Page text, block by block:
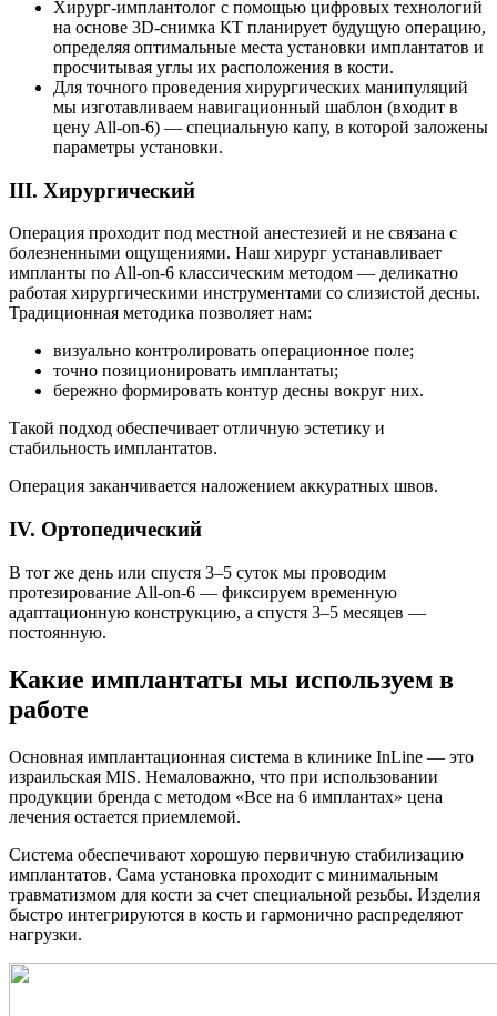
Хирург-имплантолог с помощью цифровых технологий
на основе 3D-снимка КТ планирует будущую операцию,
определяя оптимальные места установки имплантатов и
просчитывая углы их расположения в кости.
Для точного проведения хирургических манипуляций
мы изготавливаем навигационный шаблон (входит в
цену All-on-6) — специальную капу, в которой заложены
параметры установки.
III. Хирургический
Операция проходит под местной анестезией и не связана с
болезненными ощущениями. Наш хирург устанавливает
импланты по All-on-6 классическим методом — деликатно
работая хирургическими инструментами со слизистой десны.
Традиционная методика позволяет нам:
визуально контролировать операционное поле;
точно позиционировать имплантаты;
бережно формировать контур десны вокруг них.
Такой подход обеспечивает отличную эстетику и
стабильность имплантатов.
Операция заканчивается наложением аккуратных швов.
IV. Ортопедический
В тот же день или спустя 3–5 суток мы проводим
протезирование All-on-6 — фиксируем временную
адаптационную конструкцию, а спустя 3–5 месяцев —
постоянную.
Какие имплантаты мы используем в
работе
Основная имплантационная система в клинике InLine — это
израильская MIS. Немаловажно, что при использовании
продукции бренда с методом «Все на 6 имплантах» цена
лечения остается приемлемой.
Система обеспечивают хорошую первичную стабилизацию
имплантатов. Сама установка проходит с минимальным
травматизмом для кости за счет специальной резьбы. Изделия
быстро интегрируются в кость и гармонично распределяют
нагрузки.